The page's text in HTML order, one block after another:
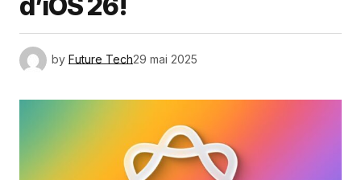
by Future Tech29 mai 2025